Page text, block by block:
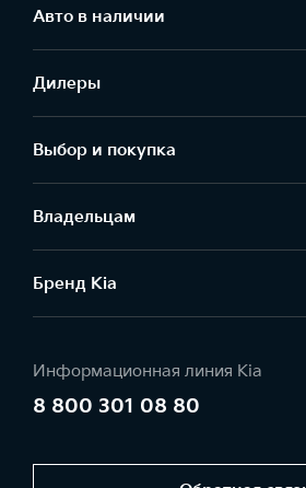
Aвто в наличии
Дилеры
Выбор и покупка
Владельцам
Бренд Kia
Информационная линия Kia
8 800 301 08 80